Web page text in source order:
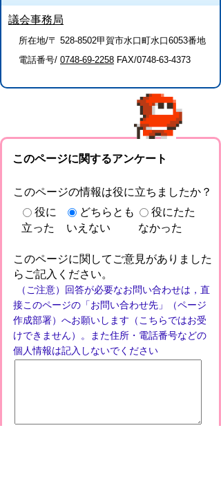
議会事務局
所在地/〒 528-8502甲賀市水口町水口6053番地
電話番号/ 0748-69-2258 FAX/0748-63-4373
このページに関するアンケート
このページの情報は役に立ちましたか？
役に
立った
どちらとも
いえない
役にたた
なかった
このページに関してご意見がありました
らご記入ください。
（ご注意）回答が必要なお問い合わせは，直
接このページの「お問い合わせ先」（ページ
作成部署）へお願いします（こちらではお受
けできません）。また住所・電話番号などの
個人情報は記入しないでください